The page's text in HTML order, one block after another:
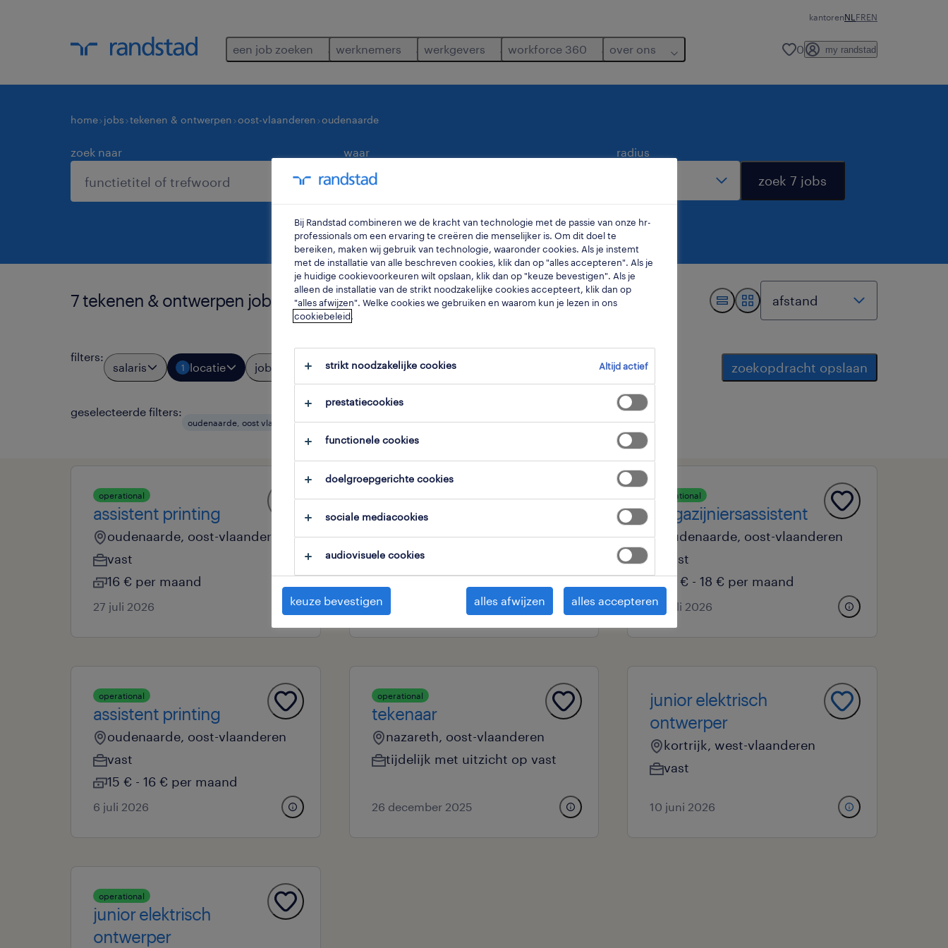
kantorenNL FREN
een job zoeken werknemers werkgevers workforce 360 over ons 0 my randstad
home jobs tekenen & ontwerpen oost-vlaanderen oudenaarde
zoek naar waar radius
zoek 7 jobs
7 tekenen & ontwerpen jobs gevonden in oudenaarde.
filters:
salaris 1 locatie jobtypes 1 expertisedomein zoekopdracht opslaan
geselecteerde filters:
oudenaarde, oost vlaanderen tekenen & ontwerpen alles wissen
operational
assistent printing
oudenaarde, oost-vlaanderen
vast
16 € per maand
27 juli 2026
junior technisch
tekenaar
oudenaarde, oost-vlaanderen
vast
24 juli 2026
operational
magazijniersassistent
oudenaarde, oost-vlaanderen
vast
15 € - 18 € per maand
20 juli 2026
operational
assistent printing
oudenaarde, oost-vlaanderen
vast
15 € - 16 € per maand
6 juli 2026
operational
tekenaar
nazareth, oost-vlaanderen
tijdelijk met uitzicht op vast
26 december 2025
junior elektrisch
ontwerper
kortrijk, west-vlaanderen
vast
10 juni 2026
operational
junior elektrisch
ontwerper
Bij Randstad combineren we de kracht van technologie met de passie van onze hr-
professionals om een ervaring te creëren die menselijker is. Om dit doel te
bereiken, maken wij gebruik van technologie, waaronder cookies. Als je instemt
met de installatie van alle beschreven cookies, klik dan op "alles accepteren". Als je
je huidige cookievoorkeuren wilt opslaan, klik dan op "keuze bevestigen". Als je
alleen de installatie van de strikt noodzakelijke cookies accepteert, klik dan op
"alles afwijzen". Welke cookies we gebruiken en waarom kun je lezen in ons
cookiebeleid.
strikt noodzakelijke cookies Altijd actief
prestatiecookies
functionele cookies
doelgroepgerichte cookies
sociale mediacookies
audiovisuele cookies
keuze bevestigen alles afwijzen alles accepteren